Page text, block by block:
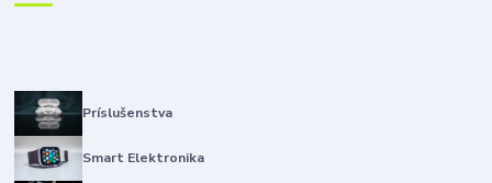
Príslušenstva
Smart Elektronika